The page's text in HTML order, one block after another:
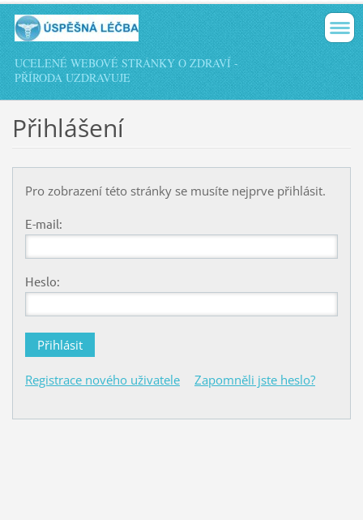
UCELENÉ WEBOVÉ STRÁNKY O ZDRAVÍ -
PŘÍRODA UZDRAVUJE
Přihlášení
Pro zobrazení této stránky se musíte nejprve přihlásit.
E-mail:
Heslo:
Registrace nového uživatele Zapomněli jste heslo?